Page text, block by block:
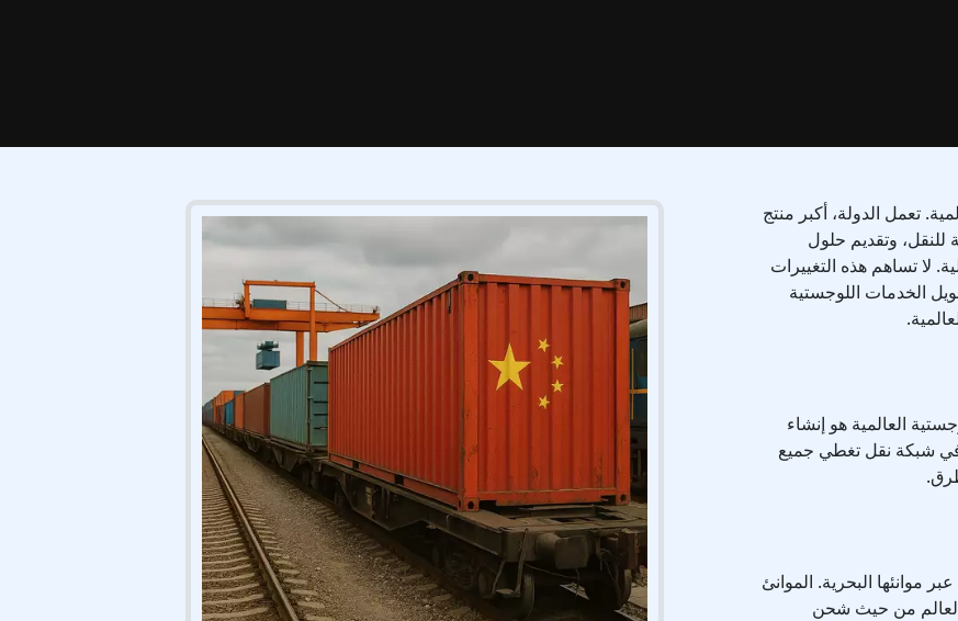
تعمل الدولة، أكبر منتج
للنقل، وتقديم حلول
لا تساهم هذه التغييرات
الخدمات اللوجستية
العالمية هو إنشاء
في شبكة نقل تغطي جميع
موانئها البحرية. الموانئ
العالم من حيث شحن